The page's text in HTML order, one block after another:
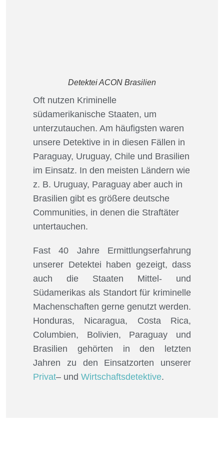
Detektei ACON Brasilien
Oft nutzen Kriminelle
südamerikanische Staaten, um
unterzutauchen. Am häufigsten waren
unsere Detektive in in diesen Fällen in
Paraguay, Uruguay, Chile und Brasilien
im Einsatz. In den meisten Ländern wie
z. B. Uruguay, Paraguay aber auch in
Brasilien gibt es größere deutsche
Communities, in denen die Straftäter
untertauchen.
Fast 40 Jahre Ermittlungserfahrung
unserer Detektei haben gezeigt, dass
auch die Staaten Mittel- und
Südamerikas als Standort für kriminelle
Machenschaften gerne genutzt werden.
Honduras, Nicaragua, Costa Rica,
Columbien, Bolivien, Paraguay und
Brasilien gehörten in den letzten
Jahren zu den Einsatzorten unserer
Privat– und Wirtschaftsdetektive.